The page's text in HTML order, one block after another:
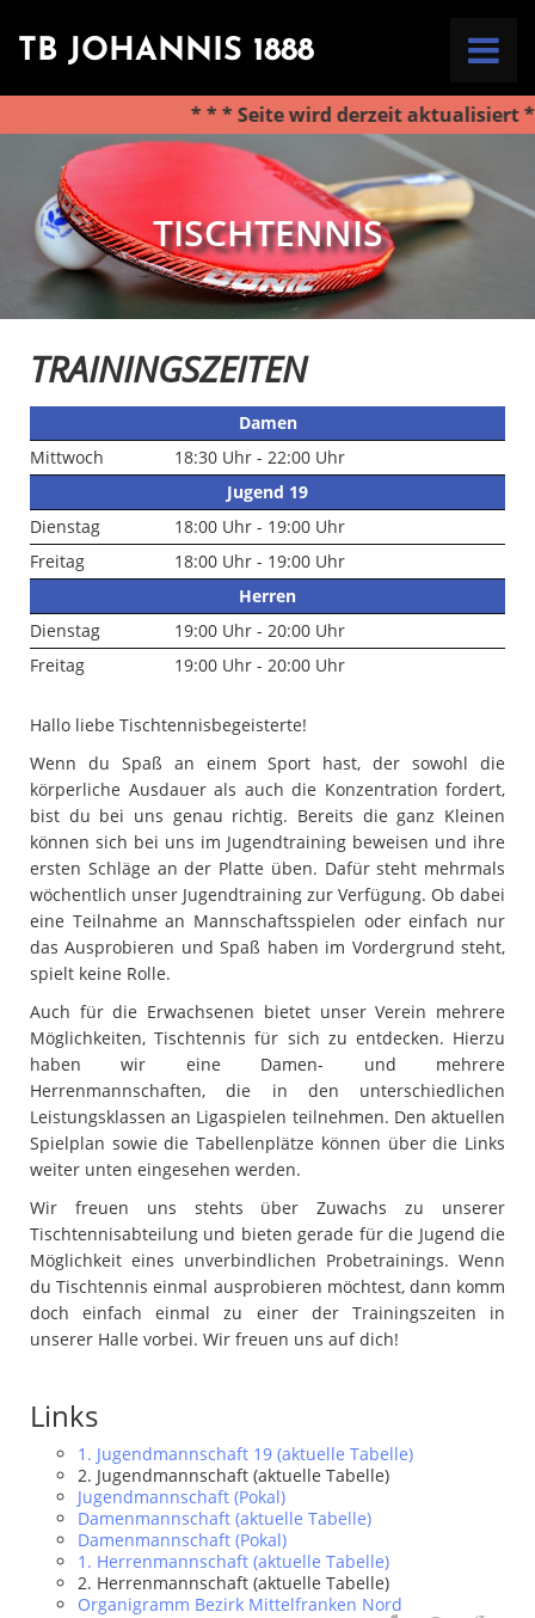
TB JOHANNIS 1888
HOME
VEREIN
ABTEILUNGEN
* * * Seite wird derzeit aktualisiert *
TISCHTENNIS
TRAININGSZEITEN
Damen
Mittwoch
18:30 Uhr - 22:00 Uhr
Jugend 19
Dienstag
18:00 Uhr - 19:00 Uhr
Freitag
18:00 Uhr - 19:00 Uhr
Herren
Dienstag
19:00 Uhr - 20:00 Uhr
Freitag
19:00 Uhr - 20:00 Uhr
Hallo liebe Tischtennisbegeisterte!
Wenn du Spaß an einem Sport hast, der sowohl die
körperliche Ausdauer als auch die Konzentration fordert,
bist du bei uns genau richtig. Bereits die ganz Kleinen
können sich bei uns im Jugendtraining beweisen und ihre
ersten Schläge an der Platte üben. Dafür steht mehrmals
wöchentlich unser Jugendtraining zur Verfügung. Ob dabei
eine Teilnahme an Mannschaftsspielen oder einfach nur
das Ausprobieren und Spaß haben im Vordergrund steht,
spielt keine Rolle.
Auch für die Erwachsenen bietet unser Verein mehrere
Möglichkeiten, Tischtennis für sich zu entdecken. Hierzu
haben wir eine Damen- und mehrere
Herrenmannschaften, die in den unterschiedlichen
Leistungsklassen an Ligaspielen teilnehmen. Den aktuellen
Spielplan sowie die Tabellenplätze können über die Links
weiter unten eingesehen werden.
Wir freuen uns stehts über Zuwachs zu unserer
Tischtennisabteilung und bieten gerade für die Jugend die
Möglichkeit eines unverbindlichen Probetrainings. Wenn
du Tischtennis einmal ausprobieren möchtest, dann komm
doch einfach einmal zu einer der Trainingszeiten in
unserer Halle vorbei. Wir freuen uns auf dich!
Links
1. Jugendmannschaft 19 (aktuelle Tabelle)
2. Jugendmannschaft (aktuelle Tabelle)
Jugendmannschaft (Pokal)
Damenmannschaft (aktuelle Tabelle)
Damenmannschaft (Pokal)
1. Herrenmannschaft (aktuelle Tabelle)
2. Herrenmannschaft (aktuelle Tabelle)
Organigramm Bezirk Mittelfranken Nord